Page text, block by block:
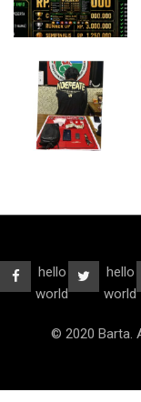
hello
world
hello
world
© 2020 Barta.